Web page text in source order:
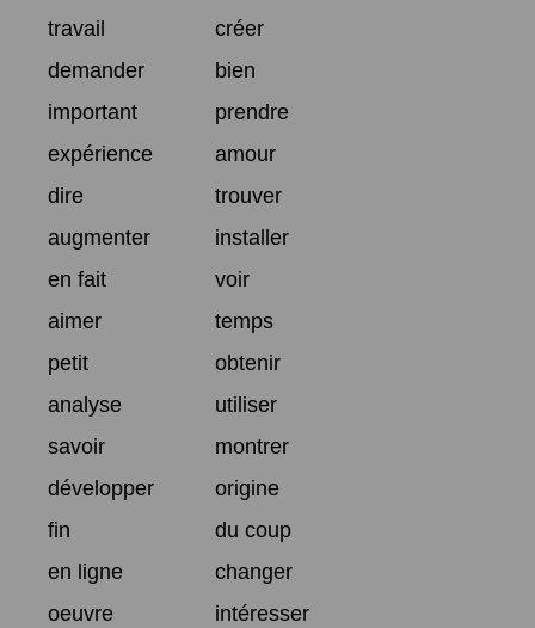
travail
créer
demander
bien
important
prendre
expérience
amour
dire
trouver
augmenter
installer
en fait
voir
aimer
temps
petit
obtenir
analyse
utiliser
savoir
montrer
développer
origine
fin
du coup
en ligne
changer
oeuvre
intéresser